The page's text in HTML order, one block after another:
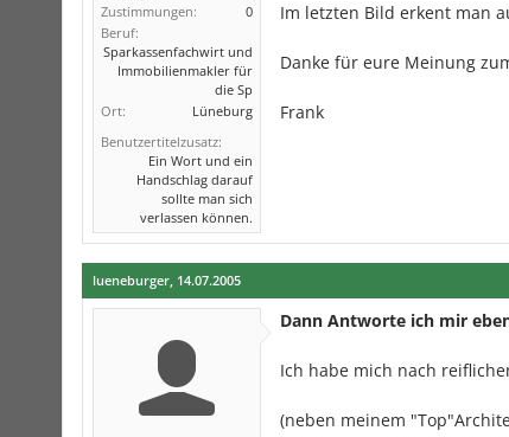
Zustimmungen:
0
Beruf:
Sparkassenfachwirt und
Immobilienmakler für
die Sp
Ort:
Lüneburg
Benutzertitelzusatz:
Ein Wort und ein
Handschlag darauf
sollte man sich
verlassen können.
Im letzten Bild erkent man
Danke für eure Meinung
Frank
lueneburger, 14.07.2005
Dann Antworte ich mir
Ich habe mich nach
(neben meinem